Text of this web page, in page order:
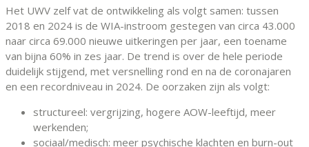
Het UWV zelf vat de ontwikkeling als volgt samen: tussen
2018 en 2024 is de WIA-instroom gestegen van circa 43.000
naar circa 69.000 nieuwe uitkeringen per jaar, een toename
van bijna 60% in zes jaar. De trend is over de hele periode
duidelijk stijgend, met versnelling rond en na de coronajaren
en een recordniveau in 2024. De oorzaken zijn als volgt:
structureel: vergrijzing, hogere AOW-leeftijd, meer
werkenden;
sociaal/medisch: meer psychische klachten en burn-out